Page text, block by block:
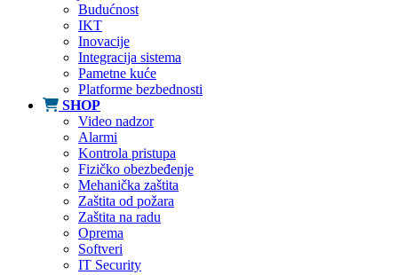
Budućnost
IKT
Inovacije
Integracija sistema
Pametne kuće
Platforme bezbednosti
SHOP
Video nadzor
Alarmi
Kontrola pristupa
Fizičko obezbeđenje
Mehanička zaštita
Zaštita od požara
Zaštita na radu
Oprema
Softveri
IT Security